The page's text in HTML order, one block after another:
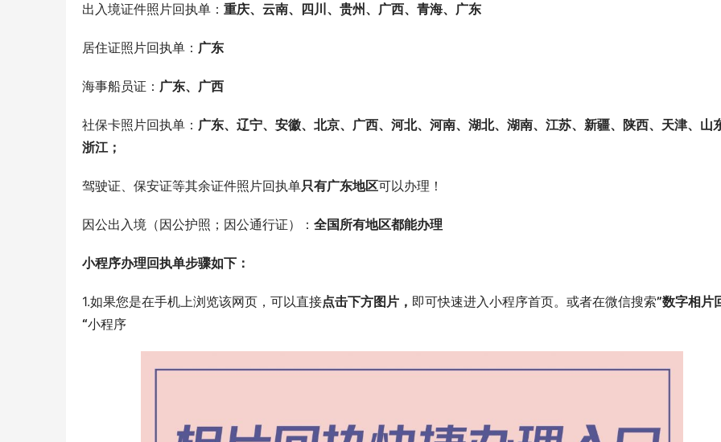
出入境证件照片回执单： 重庆、云南、四川、贵州、广西、青海、广东
居住证照片回执单： 广东
海事船员证： 广东、广西
社保卡照片回执单： 广东、辽宁、安徽、北京、广西、河北、河南、湖北、湖南、江苏、新疆、陕西、天津、山
浙江；
驾驶证、保安证等其余证件照片回执单只有广东地区可以办理！
因公出入境（因公护照；因公通行证）： 全国所有地区都能办理
小程序办理回执单步骤如下：
1.如果您是在手机上浏览该网页，可以直接点击下方图片， 即可快速进入小程序首页。或者在微信搜索”数字相片
“小程序